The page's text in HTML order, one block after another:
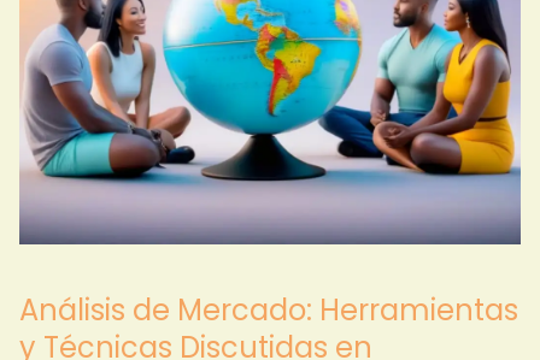
Análisis de Mercado: Herramientas
y Técnicas Discutidas en